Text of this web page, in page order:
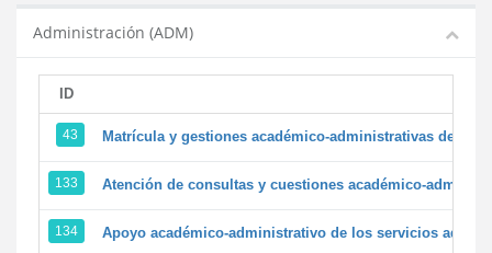
Administración (ADM)
ID
43 Matrícula y gestiones académico-administrativas de la
133 Atención de consultas y cuestiones académico-
134 Apoyo académico-administrativo de los servicios